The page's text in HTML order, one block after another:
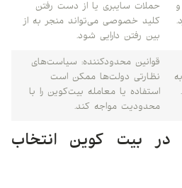
حملات سایبری یا از دست رفتن
کلید خصوصی می‌تواند منجر به از
بین رفتن دارایی شود.
قوانین محدودکننده: سیاست‌های
نظارتی دولت‌ها ممکن است
استفاده یا معامله بیت‌کوین را با
محدودیت مواجه کند.
در بیت‌ کوین انتخاب